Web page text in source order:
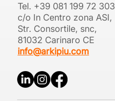
Tel. +39 081 199 72 303
c/o In Centro zona ASI,
Str. Consortile, snc,
81032 Carinaro CE
info@arkipiu.com